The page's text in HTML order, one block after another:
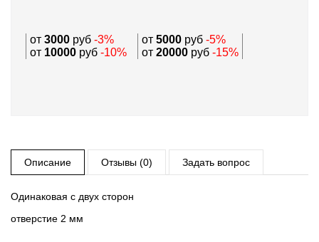
от 3000 руб -3% от 5000 руб -5%
от 10000 руб -10% от 20000 руб -15%
Описание Отзывы (0) Задать вопрос
Одинаковая с двух сторон
отверстие 2 мм